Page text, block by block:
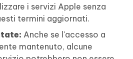
i servizi Apple senza
termini aggiornati.
Anche se l'accesso a
mantenuto, alcune